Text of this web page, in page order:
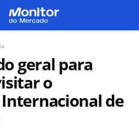
geral para
o
de